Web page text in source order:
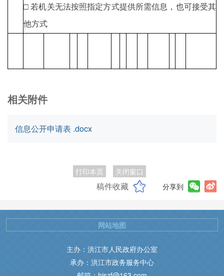
□ 若机关无法按照指定方式提供所需信息，也可接受其
他方式
相关附件
信息公开申请表 .docx
打印本页 关闭窗口
稿件收藏 分享到
主办：洪江市人民政府办公室
承办：洪江市政务服务中心
网站地图